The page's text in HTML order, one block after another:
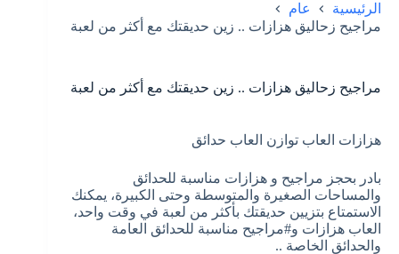
الرئيسية
عام
مراجيح زحاليق هزازات .. زين حديقتك مع أكثر من لعبة
مراجيح زحاليق هزازات .. زين حديقتك مع أكثر من لعبة
هزازات العاب توازن العاب حدائق
بادر بحجز مراجيح و هزازات مناسبة للحدائق
والمساحات الصغيرة والمتوسطة وحتى الكبيرة، يمكنك
الاستمتاع بتزيين حديقتك بأكثر من لعبة في وقت واحد،
العاب هزازات و#مراجيح مناسبة للحدائق العامة
والحدائق الخاصة ..